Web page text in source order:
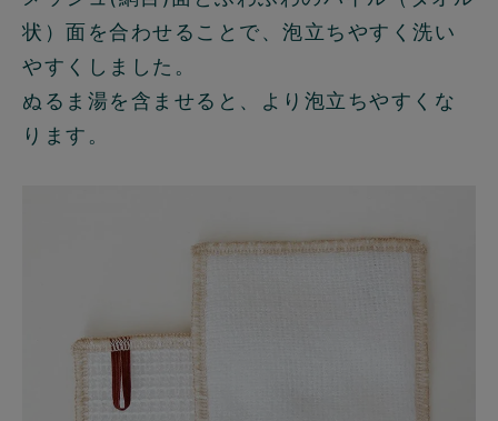
状）面を合わせることで、泡立ちやすく洗い
やすくしました。
ぬるま湯を含ませると、より泡立ちやすくな
ります。